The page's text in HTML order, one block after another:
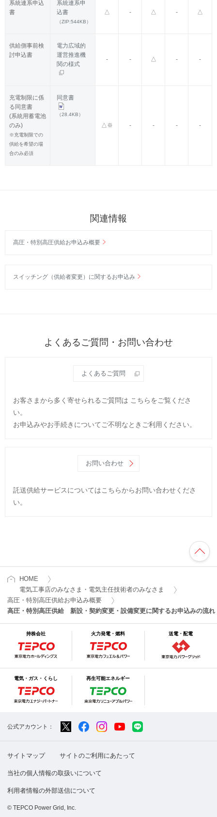
系統連系申込
書
系統連系申
込書
（ZIP:544KB）
△ - △ - △
供給側事前検
討申込書
電力広域的
運営推進機
関の様式
- - △ - -
充電制限に係
る同意書
(系統用蓄電池
のみ)
※充電制限での
供給を希望の場
合のみ必須
同意書
（28.4KB）
△※ - - - -
関連情報
高圧・特別高圧供給お申込み概要
スイッチング（供給者変更）に関するお申込み
よくあるご質問・お問い合わせ
よくあるご質問
お客さまから多く寄せられるご質問は こちらをご覧くださ
い。
お申込みやお手続きについてご不明なときご利用ください。
お問い合わせ
託送供給サービスについてはこちらからお問い合わせくださ
い。
HOME
電気工事店のみなさま・電気主任技術者のみなさま
高圧・特別高圧供給お申込み概要
高圧・特別高圧供給 新設・契約変更・設備変更に関するお申込みの流れ
持株会社 火力発電・燃料 送電・配電
電気・ガス・くらし 再生可能エネルギー
公式アカウント：
サイトマップ サイトのご利用にあたって
当社の個人情報の取扱いについて
利用者情報の外部送信について
© TEPCO Power Grid, Inc.